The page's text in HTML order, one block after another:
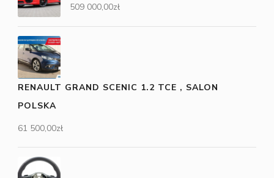
509 000,00zł
RENAULT GRAND SCENIC 1.2 TCE , SALON
POLSKA
61 500,00zł